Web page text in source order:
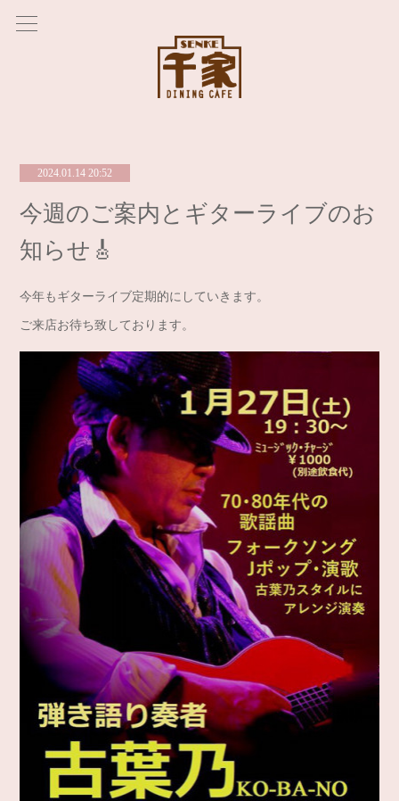
2024.01.14 20:52
今週のご案内とギターライブのお
知らせ🎸
今年もギターライブ定期的にしていきます。
ご来店お待ち致しております。